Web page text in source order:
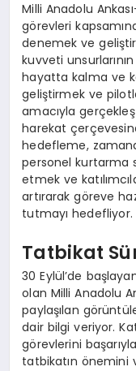
Milli Anadolu
görevleri
denemek ve
kuvveti
hayatta kalma ve
geliştirmek ve
amacıyla
harekat
hedefleme,
personel kurtarma
etmek ve
artırarak göreve
tutmayı hedefliyor.
Tatbikat
30 Eylül’de
olan Milli Anadolu
paylaşılan
dair bilgi veriyor.
görevlerini
tatbikatın önemini